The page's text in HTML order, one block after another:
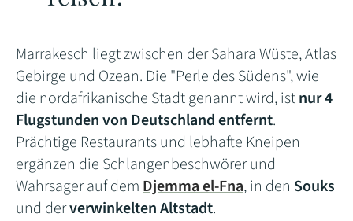
Marrakesch liegt zwischen der Sahara Wüste, Atlas
Gebirge und Ozean. Die "Perle des Südens", wie
die nordafrikanische Stadt genannt wird, istnur 4
Flugstunden von Deutschland entfernt.
Prächtige Restaurants und lebhafte Kneipen
ergänzen die Schlangenbeschwörer und
Wahrsager auf demDjemma el-Fna, in den Souks
und derverwinkelten Altstadt.